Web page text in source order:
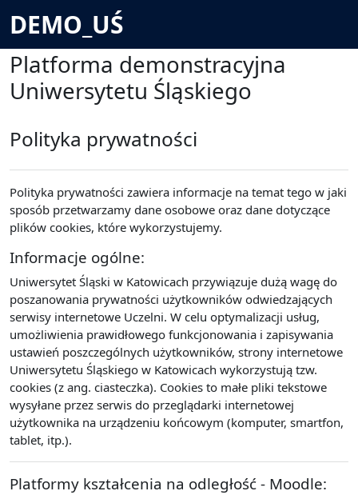
Przejdź do głównej zawartości
DEMO_UŚ
Platforma demonstracyjna
Uniwersytetu Śląskiego
Polityka prywatności
Polityka prywatności zawiera informacje na temat tego w jaki
sposób przetwarzamy dane osobowe oraz dane dotyczące
plików cookies, które wykorzystujemy.
Informacje ogólne:
Uniwersytet Śląski w Katowicach przywiązuje dużą wagę do
poszanowania prywatności użytkowników odwiedzających
serwisy internetowe Uczelni. W celu optymalizacji usług,
umożliwienia prawidłowego funkcjonowania i zapisywania
ustawień poszczególnych użytkowników, strony internetowe
Uniwersytetu Śląskiego w Katowicach wykorzystują tzw.
cookies (z ang. ciasteczka). Cookies to małe pliki tekstowe
wysyłane przez serwis do przeglądarki internetowej
użytkownika na urządzeniu końcowym (komputer, smartfon,
tablet, itp.).
Platformy kształcenia na odległość - Moodle: